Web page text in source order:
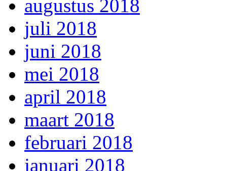
augustus 2018
juli 2018
juni 2018
mei 2018
april 2018
maart 2018
februari 2018
januari 2018